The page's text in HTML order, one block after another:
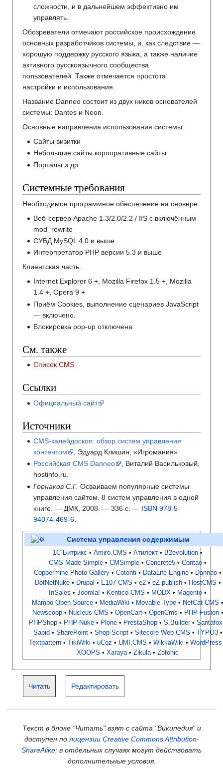
сложности, и в дальнейшем эффективно им
управлять.
Обозреватели отмечают российское происхождение
основных разработчиков системы, и, как следствие —
хорошую поддержку русского языка, а также наличие
активного русскоязычного сообщества
пользователей. Также отмечается простота
настройки и использования.
Название Danneo состоит из двух ников основателей
системы: Dantes и Neon.
Основные направления использования системы:
Сайты визитки
Небольшие сайты корпоративные сайты
Порталы и др.
Системные требования
Необходимое программное обеспечение на сервере:
Веб-сервер Apache 1.3/2.0/2.2 / IIS с включённым
mod_rewrite
СУБД MySQL 4.0 и выше.
Интерпретатор PHP версии 5.3 и выше
Клиентская часть:
Internet Explorer 6 +, Mozilla Firefox 1.5 +, Mozilla
1.4 +, Opera 9 +
Приём Cookies, выполнение сценариев JavaScript
— включено.
Блокировка pop-up отключена
См. также
Список CMS
Ссылки
Официальный сайт
Источники
CMS-калейдоскоп: обзор систем управления
контентом
, Эдуард Клишин, «Игромания»
Российская CMS Danneo
, Виталий Васильковый,
hostinfo.ru.
Горнаков С.Г. Осваиваем популярные системы
управления сайтом. 8 систем управления в одной
книге. — ДМК, 2008. — 336 с. — ISBN 978-5-
94074-469-6
Система управления содержимым
1С-Битрикс Amiro.CMS Атилект
B2evolution
CMS Made Simple
CMSimple Concrete5
Contao
Coppermine Photo Gallery
Cotonti DataLife Engine
Danneo
DotNetNuke
Drupal E107 CMS e2 eZ publish
HostCMS
InSales
Joomla! Kentico CMS MODX
Magento
Mambo Open Source
MediaWiki Movable Type
NetCat CMS
Newscoop
Nucleus CMS OpenCart OpenCms
PHP-Fusion
PHPShop
PHP-Nuke Plone PrestaShop S.Builder
Santafox
Sapid
SharePoint Shop-Script Sitecore Web CMS
TYPO3
Textpattern
TikiWiki uCoz UMI.CMS WikkaWiki
WordPress
XOOPS
Xaraya Zikula Zotonic
Читать Редактировать
Текст в блоке "Читать" взят с сайта "Википедия" и
доступен по лицензии Creative Commons Attribution-
ShareAlike; в отдельных случаях могут действовать
дополнительные условия.